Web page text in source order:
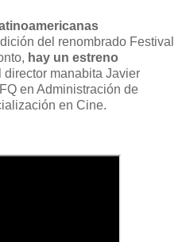
del renombrado Festival
hay un estreno
director manabita Javier
en Administración de
en Cine.